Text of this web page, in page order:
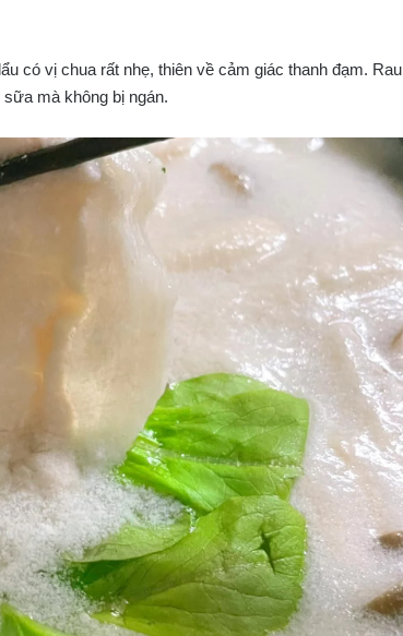
có vị chua rất nhẹ, thiên về cảm giác thanh đạm. Rau
mà không bị ngán.